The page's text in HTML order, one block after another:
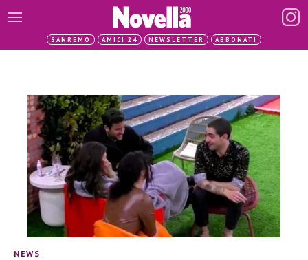
SANREMO AMICI 24 NEWSLETTER ABBONATI
NEWS